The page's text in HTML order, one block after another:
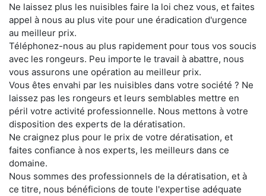
Ne laissez plus les nuisibles faire la loi chez vous, et faites
appel à nous au plus vite pour une éradication d'urgence
au meilleur prix.
Téléphonez-nous au plus rapidement pour tous vos soucis
avec les rongeurs. Peu importe le travail à abattre, nous
vous assurons une opération au meilleur prix.
Vous êtes envahi par les nuisibles dans votre société ? Ne
laissez pas les rongeurs et leurs semblables mettre en
péril votre activité professionnelle. Nous mettons à votre
disposition des experts de la dératisation.
Ne craignez plus pour le prix de votre dératisation, et
faites confiance à nos experts, les meilleurs dans ce
domaine.
Nous sommes des professionnels de la dératisation, et à
ce titre, nous bénéficions de toute l'expertise adéquate